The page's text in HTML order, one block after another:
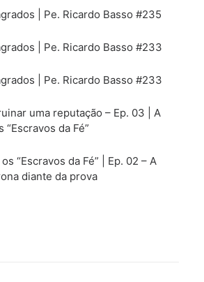
| Pe. Ricardo Basso #235
| Pe. Ricardo Basso #233
| Pe. Ricardo Basso #233
uma reputação – Ep. 03 | A
da Fé”
“Escravos da Fé” | Ep. 02 – A
diante da prova